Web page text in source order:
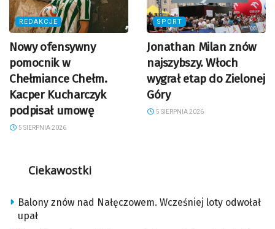
REDAKCJE
Nowy ofensywny
pomocnik w
Chełmiance Chełm.
Kacper Kucharczyk
podpisał umowę
5 SIERPNIA 2026
SPORT
Jonathan Milan znów
najszybszy. Włoch
wygrał etap do Zielonej
Góry
5 SIERPNIA 2026
Ciekawostki
Balony znów nad Nałęczowem. Wcześniej loty odwołał
upał